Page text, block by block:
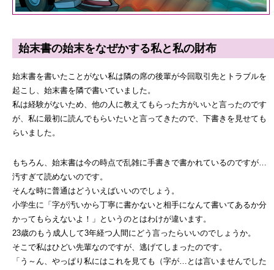
始末書の始末をなぜかする私と私の財布
始末書を書いたことがない私は隣の席の後輩が今回取引先とトラブルを
起こし、始末書を隣で書いていました。
私は経験がないため、他の人に教えてもらった方がいいと言ったのです
が、私に最初に読んでもらいたいと言ってきたので、下書きを見せても
らいました。
もちろん、始末書は今の時点で乱雑に手書きで書かれているのですが…
汚すぎて読めないのです。
そんな時に普通はどういえばいいのでしょう。
小学生に「字が汚いから丁寧に書かないと相手になんて書いてあるか分
かってもらえないよ！」というのとはわけが違います。
23歳のもう成人して3年経つ人間にどう言ったらいいのでしょうか。
そこで私はひどい先輩なのですが、逃げてしまったのです。
「う～ん、やっぱり私にはこれを見ても（字が…とは言いませんでした